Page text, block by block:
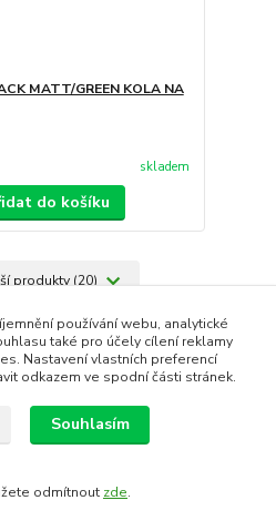
MATT/GREEN KOLA NA
skladem
do košíku
produkty (20)
z 18další
používání webu, analytické
také pro účely cílení reklamy
Nastavení vlastních preferencí
odkazem ve spodní části stránek.
Souhlasím
odmítnout zde.